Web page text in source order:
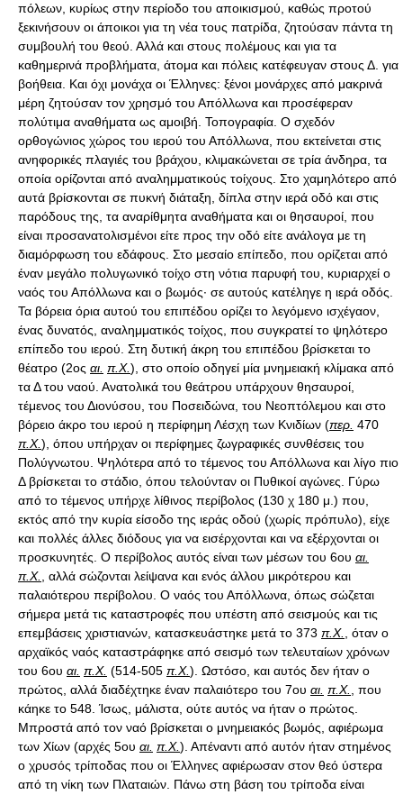
πόλεων, κυρίως στην περίοδο του αποικισμού, καθώς προτού
ξεκινήσουν οι άποικοι για τη νέα τους πατρίδα, ζητούσαν πάντα τη
συμβουλή του θεού. Αλλά και στους πολέμους και για τα
καθημερινά προβλήματα, άτομα και πόλεις κατέφευγαν στους Δ. για
βοήθεια. Και όχι μονάχα οι Έλληνες: ξένοι μονάρχες από μακρινά
μέρη ζητούσαν τον χρησμό του Απόλλωνα και προσέφεραν
πολύτιμα αναθήματα ως αμοιβή. Τοπογραφία. Ο σχεδόν
ορθογώνιος χώρος του ιερού του Απόλλωνα, που εκτείνεται στις
ανηφορικές πλαγιές του βράχου, κλιμακώνεται σε τρία άνδηρα, τα
οποία ορίζονται από αναλημματικούς τοίχους. Στο χαμηλότερο από
αυτά βρίσκονται σε πυκνή διάταξη, δίπλα στην ιερά οδό και στις
παρόδους της, τα αναρίθμητα αναθήματα και οι θησαυροί, που
είναι προσανατολισμένοι είτε προς την οδό είτε ανάλογα με τη
διαμόρφωση του εδάφους. Στο μεσαίο επίπεδο, που ορίζεται από
έναν μεγάλο πολυγωνικό τοίχο στη νότια παρυφή του, κυριαρχεί ο
ναός του Απόλλωνα και ο βωμός· σε αυτούς κατέληγε η ιερά οδός.
Τα βόρεια όρια αυτού του επιπέδου ορίζει το λεγόμενο ισχέγαον,
ένας δυνατός, αναλημματικός τοίχος, που συγκρατεί το ψηλότερο
επίπεδο του ιερού. Στη δυτική άκρη του επιπέδου βρίσκεται το
θέατρο (2ος αι. π.Χ.), στο οποίο οδηγεί μία μνημειακή κλίμακα από
τα Δ του ναού. Ανατολικά του θεάτρου υπάρχουν θησαυροί,
τέμενος του Διονύσου, του Ποσειδώνα, του Νεοπτόλεμου και στο
βόρειο άκρο του ιερού η περίφημη Λέσχη των Κνιδίων (περ. 470
π.Χ.), όπου υπήρχαν οι περίφημες ζωγραφικές συνθέσεις του
Πολύγνωτου. Ψηλότερα από το τέμενος του Απόλλωνα και λίγο πιο
Δ βρίσκεται το στάδιο, όπου τελούνταν οι Πυθικοί αγώνες. Γύρω
από το τέμενος υπήρχε λίθινος περίβολος (130 χ 180 μ.) που,
εκτός από την κυρία είσοδο της ιεράς οδού (χωρίς πρόπυλο), είχε
και πολλές άλλες διόδους για να εισέρχονται και να εξέρχονται οι
προσκυνητές. Ο περίβολος αυτός είναι των μέσων του 6ου αι.
π.Χ.
, αλλά σώζονται λείψανα και ενός άλλου μικρότερου και
παλαιότερου περίβολου. Ο ναός του Απόλλωνα, όπως σώζεται
σήμερα μετά τις καταστροφές που υπέστη από σεισμούς και τις
επεμβάσεις χριστιανών, κατασκευάστηκε μετά το 373 π.Χ.
, όταν ο
αρχαϊκός ναός καταστράφηκε από σεισμό των τελευταίων χρόνων
του 6ου αι. π.Χ. (514-505 π.Χ.). Ωστόσο, και αυτός δεν ήταν ο
πρώτος, αλλά διαδέχτηκε έναν παλαιότερο του 7ου αι. π.Χ.
, που
κάηκε το 548. Ίσως, μάλιστα, ούτε αυτός να ήταν ο πρώτος.
Μπροστά από τον ναό βρίσκεται ο μνημειακός βωμός, αφιέρωμα
των Χίων (αρχές 5ου αι. π.Χ.). Απέναντι από αυτόν ήταν στημένος
ο χρυσός τρίποδας που οι Έλληνες αφιέρωσαν στον θεό ύστερα
από τη νίκη των Πλαταιών. Πάνω στη βάση του τρίποδα είναι